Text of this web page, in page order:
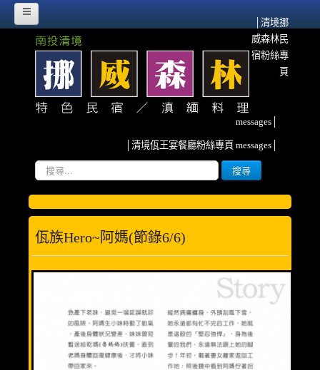
│清境挪
威森林民
宿粉絲專
頁
messages│
│清境佤王宴餐廳粉絲專頁 messages│
搜
尋...
搜尋
HOME
挪威故事
挪威森林的源起
紀念佤族HERO~阿媽
挪威臉書散記
森林寫真
客房介紹
溫馨三人房(3人)
優質親子房(4人)
佤族hero~阿媽(節錄6/6)